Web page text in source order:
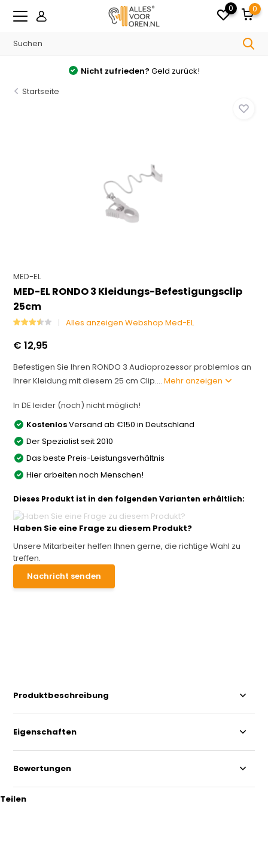
0 0
Nicht zufrieden? Geld zurück!
Startseite
MED-EL
MED-EL RONDO 3 Kleidungs-Befestigungsclip
25cm
Alles anzeigen Webshop Med-EL
€ 12,95
Befestigen Sie Ihren RONDO 3 Audioprozessor problemlos an
Ihrer Kleidung mit diesem 25 cm Clip....Mehr anzeigen
In DE leider (noch) nicht möglich!
KostenlosVersand ab €150 in Deutschland
Der Spezialist seit 2010
Das beste Preis-Leistungsverhältnis
Hier arbeiten noch Menschen!
Dieses Produkt ist in den folgenden Varianten erhältlich:
Haben Sie eine Frage zu diesem Produkt?
Unsere Mitarbeiter helfen Ihnen gerne, die richtige Wahl zu
treffen.
Nachricht senden
Produktbeschreibung
Eigenschaften
Bewertungen
Teilen